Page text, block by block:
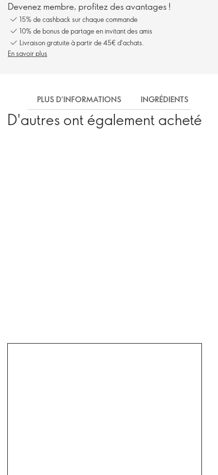
Devenez membre, profitez des avantages !
15% de cashback sur chaque commande
10% de bonus de partage en invitant des amis
Livraison gratuite à partir de 45€ d'achats.
En savoir plus
PLUS D'INFORMATIONS INGRÉDIENTS
D'autres ont également acheté